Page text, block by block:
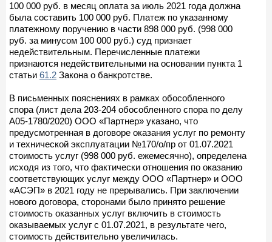
100 000 руб. в месяц оплата за июль 2021 года должна
была составить 100 000 руб. Платеж по указанному
платежному поручению в части 898 000 руб. (998 000
руб. за минусом 100 000 руб.) суд признает
недействительным. Перечисленные платежи
признаются недействительными на основании пункта 1
статьи 61.2 Закона о банкротстве.
В письменных пояснениях в рамках обособленного
спора (лист дела 203-204 обособленного спора по делу
А05-1780/2020) ООО «Партнер» указано, что
предусмотренная в договоре оказания услуг по ремонту
и технической эксплуатации №170/о/пр от 01.07.2021
стоимость услуг (998 000 руб. ежемесячно), определена
исходя из того, что фактически отношения по оказанию
соответствующих услуг между ООО «Партнер» и ООО
«АСЭП» в 2021 году не прерывались. При заключении
нового договора, сторонами было принято решение
стоимость оказанных услуг включить в стоимость
оказываемых услуг с 01.07.2021, в результате чего,
стоимость действительно увеличилась.